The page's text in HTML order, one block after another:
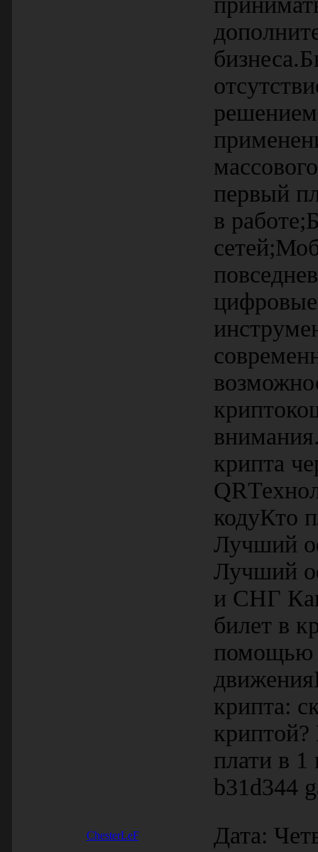
первый
в
крипта
кодуКто
Лучший
Лучший
и СНГ
билет в
помощью
крипта:
криптой?
плати в
b31d344
ChesterLeF Дата: